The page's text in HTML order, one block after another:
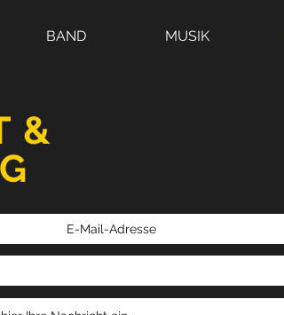
BAND MUSIK
&